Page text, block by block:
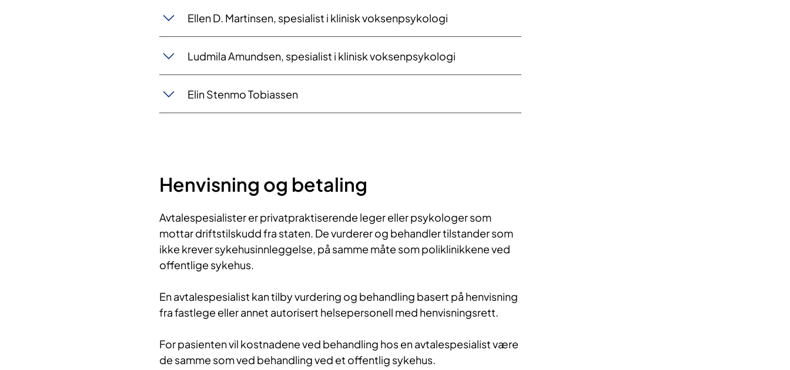
Ellen D. Martinsen, spesialist i klinisk voksenpsykologi
Ludmila Amundsen, spesialist i klinisk voksenpsykologi
Elin Stenmo Tobiassen
Henvisning og betaling
Avtalespesialister er privatpraktiserende leger eller psykologer som
mottar driftstilskudd fra staten. De vurderer og behandler tilstander som
ikke krever sykehusinnleggelse, på samme måte som poliklinikkene ved
offentlige sykehus.
En avtalespesialist kan tilby vurdering og behandling basert på henvisning
fra fastlege eller annet autorisert helsepersonell med henvisningsrett.
For pasienten vil kostnadene ved behandling hos en avtalespesialist være
de samme som ved behandling ved et offentlig sykehus.